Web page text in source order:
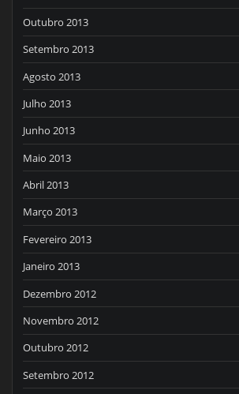
Outubro 2013
Setembro 2013
Agosto 2013
Julho 2013
Junho 2013
Maio 2013
Abril 2013
Março 2013
Fevereiro 2013
Janeiro 2013
Dezembro 2012
Novembro 2012
Outubro 2012
Setembro 2012